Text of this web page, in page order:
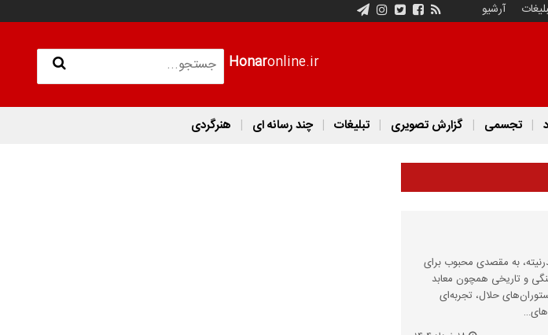
آرشیو
Honaronline.ir
تجسمی گزارش تصویری تبلیغات چند رسانه ای هنرگردی
به مقصدی محبوب برای
و تاریخی همچون معابد
حلال، تجربه‌ای